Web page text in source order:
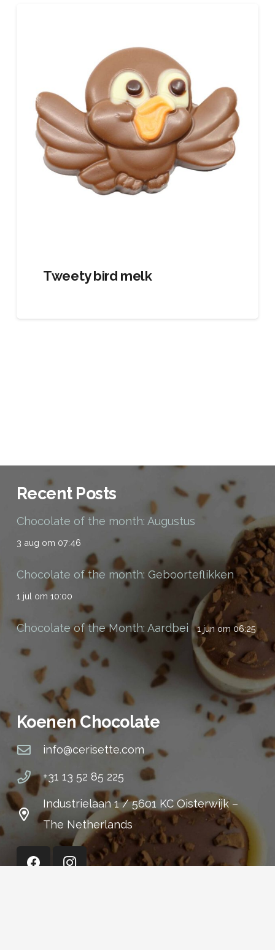
Tweety bird melk
Recent Posts
Chocolate of the month: Augustus
3 aug om 07:46
Chocolate of the month: Geboorteflikken
1 jul om 10:00
Chocolate of the Month: Aardbei 1 jun om 06:25
Koenen Chocolate
info@cerisette.com
+31 13 52 85 225
Industrielaan 1 / 5601 KC Oisterwijk –
The Netherlands